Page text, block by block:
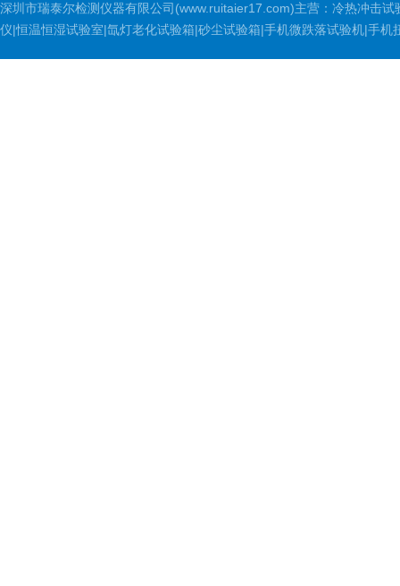
深圳市瑞泰尔检测仪器有限公司(www.ruitaier17.com)主营：冷热冲击
仪|恒温恒湿试验室|氙灯老化试验箱|砂尘试验箱|手机微跌落试验机|手机